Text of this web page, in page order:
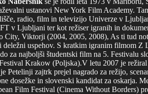
ustanovi New York Film Academy.
radio, film in televizijo Univerze v
v Ljubljani ter kot režiser igranih in
City, Viktorji (2004, 2005, 2008), As ti tud
deležni uspehov. S kratkim igranim filmom Z
za najboljši študentski film na 5. Festivalu
Krakow (Poljska).V letu 2007 je
Petelinji zajtrk prejel nagrado za režijo,
dosežke in slovenski kandidat za oskarja.
Film Festival (Cinema Without Borders)